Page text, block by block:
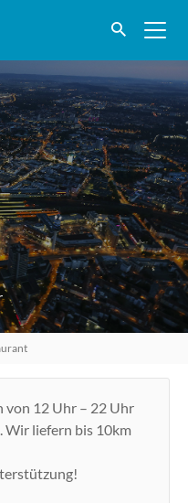
von 12 Uhr – 22 Uhr
Wir liefern bis 10km